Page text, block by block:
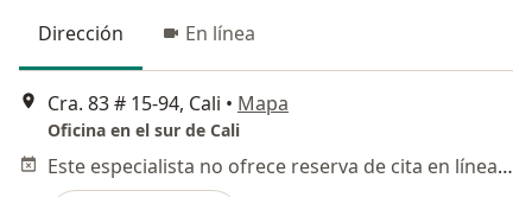
Dirección
En línea
Cra. 83 # 15-94, Cali • Mapa
Oficina en el sur de Cali
Este especialista no ofrece reserva de cita en línea en esta dirección.